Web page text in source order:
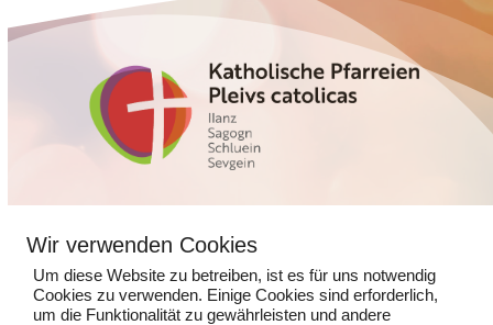
7130 Ilanz
081 925 14 13
kathpfarramtilanz@kns.ch
Wir verwenden Cookies
Um diese Website zu betreiben, ist es für uns notwendig
Cookies zu verwenden. Einige Cookies sind erforderlich,
um die Funktionalität zu gewährleisten und andere